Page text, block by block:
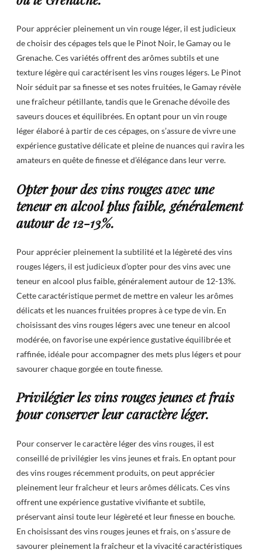
Pour apprécier pleinement un vin rouge léger, il est judicieux
de choisir des cépages tels que le Pinot Noir, le Gamay ou le
Grenache. Ces variétés offrent des arômes subtils et une
texture légère qui caractérisent les vins rouges légers. Le Pinot
Noir séduit par sa finesse et ses notes fruitées, le Gamay révèle
une fraîcheur pétillante, tandis que le Grenache dévoile des
saveurs douces et équilibrées. En optant pour un vin rouge
léger élaboré à partir de ces cépages, on s’assure de vivre une
expérience gustative délicate et pleine de nuances qui ravira les
amateurs en quête de finesse et d’élégance dans leur verre.
Opter pour des vins rouges avec une
teneur en alcool plus faible, généralement
autour de 12-13%.
Pour apprécier pleinement la subtilité et la légèreté des vins
rouges légers, il est judicieux d’opter pour des vins avec une
teneur en alcool plus faible, généralement autour de 12-13%.
Cette caractéristique permet de mettre en valeur les arômes
délicats et les nuances fruitées propres à ce type de vin. En
choisissant des vins rouges légers avec une teneur en alcool
modérée, on favorise une expérience gustative équilibrée et
raffinée, idéale pour accompagner des mets plus légers et pour
savourer chaque gorgée en toute finesse.
Privilégier les vins rouges jeunes et frais
pour conserver leur caractère léger.
Pour conserver le caractère léger des vins rouges, il est
conseillé de privilégier les vins jeunes et frais. En optant pour
des vins rouges récemment produits, on peut apprécier
pleinement leur fraîcheur et leurs arômes délicats. Ces vins
offrent une expérience gustative vivifiante et subtile,
préservant ainsi toute leur légèreté et leur finesse en bouche.
En choisissant des vins rouges jeunes et frais, on s’assure de
savourer pleinement la fraîcheur et la vivacité caractéristiques